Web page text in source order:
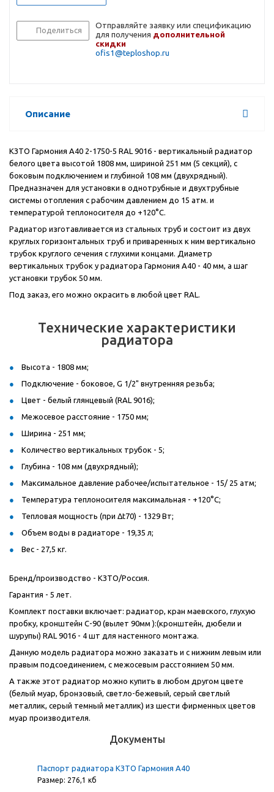
Поделиться
Отправляйте заявку или спецификацию
для получения дополнительной
скидки
ofis1@teploshop.ru
Описание
КЗТО Гармония А40 2-1750-5 RAL 9016 - вертикальный радиатор
белого цвета высотой 1808 мм, шириной 251 мм (5 секций), с
боковым подключением и глубиной 108 мм (двухрядный).
Предназначен для установки в однотрубные и двухтрубные
системы отопления с рабочим давлением до 15 атм. и
температурой теплоносителя до +120°С.
Радиатор изготавливается из стальных труб и состоит из двух
круглых горизонтальных труб и приваренных к ним вертикально
трубок круглого сечения с глухими концами. Диаметр
вертикальных трубок у радиатора Гармония А40 - 40 мм, а шаг
установки трубок 50 мм.
Под заказ, его можно окрасить в любой цвет RAL.
Технические характеристики
радиатора
Высота - 1808 мм;
Подключение - боковое, G 1/2" внутренняя резьба;
Цвет - белый глянцевый (RAL 9016);
Межосевое расстояние - 1750 мм;
Ширина - 251 мм;
Количество вертикальных трубок - 5;
Глубина - 108 мм (двухрядный);
Максимальное давление рабочее/испытательное - 15/ 25 атм;
Температура теплоносителя максимальная - +120°С;
Тепловая мощность (при Δt70) - 1329 Вт;
Объем воды в радиаторе - 19,35 л;
Вес - 27,5 кг.
Бренд/производство - КЗТО/Россия.
Гарантия - 5 лет.
Комплект поставки включает: радиатор, кран маевского, глухую
пробку, кронштейн С-90 (вылет 90мм ):(кронштейн, дюбели и
шурупы) RAL 9016 - 4 шт для настенного монтажа.
Данную модель радиатора можно заказать и с нижним левым или
правым подсоединением, с межосевым расстоянием 50 мм.
А также этот радиатор можно купить в любом другом цвете
(белый муар, бронзовый, светло-бежевый, серый светлый
металлик, серый темный металлик) из шести фирменных цветов
муар производителя.
Документы
Паспорт радиатора КЗТО Гармония А40
Размер: 276,1 кб